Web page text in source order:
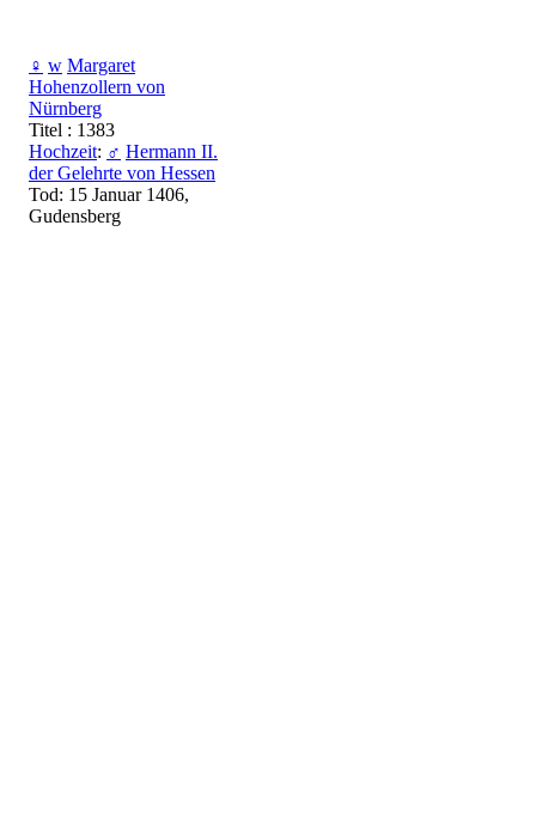
♀ w Margaret
Hohenzollern von
Nürnberg
Titel : 1383
Hochzeit: ♂ Hermann II.
der Gelehrte von Hessen
Tod: 15 Januar 1406,
Gudensberg